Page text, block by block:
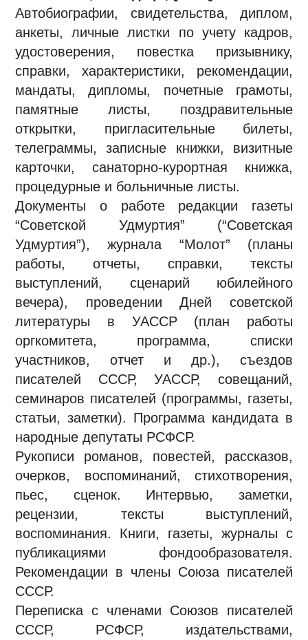
Автобиографии, свидетельства, диплом,
анкеты, личные листки по учету кадров,
удостоверения, повестка призывнику,
справки, характеристики, рекомендации,
мандаты, дипломы, почетные грамоты,
памятные листы, поздравительные
открытки, пригласительные билеты,
телеграммы, записные книжки, визитные
карточки, санаторно-курортная книжка,
процедурные и больничные листы.
Документы о работе редакции газеты
“Советской Удмуртия” (“Советская
Удмуртия”), журнала “Молот” (планы
работы, отчеты, справки, тексты
выступлений, сценарий юбилейного
вечера), проведении Дней советской
литературы в УАССР (план работы
оргкомитета, программа, списки
участников, отчет и др.), съездов
писателей СССР, УАССР, совещаний,
семинаров писателей (программы, газеты,
статьи, заметки). Программа кандидата в
народные депутаты РСФСР.
Рукописи романов, повестей, рассказов,
очерков, воспоминаний, стихотворения,
пьес, сценок. Интервью, заметки,
рецензии, тексты выступлений,
воспоминания. Книги, газеты, журналы с
публикациями фондообразователя.
Рекомендации в члены Союза писателей
СССР.
Переписка с членами Союзов писателей
СССР, РСФСР, издательствами,